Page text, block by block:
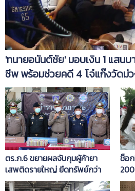
'ทนายอนันต์ชัย' มอบเงิน 1 แสนบ
ชีพ พร้อมช่วยคดี 4 โจ๋แก๊งวัดม่
ตร.ภ.6 ขยายผลจับกุมผู้ค้ายา
เสพติดรายใหญ่ ยึดทรัพย์กว่า
60 ล้านบาท
ช็อ
ไหม้